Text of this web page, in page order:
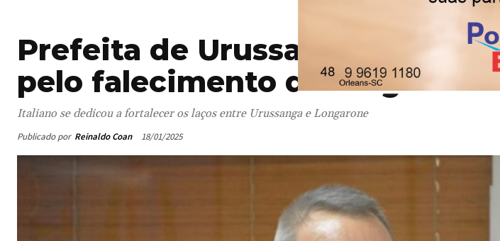
Prefeita de Urussanga
pelo falecimento de Luigino
Italiano se dedicou a fortalecer os laços entre Urussanga e Longarone
Publicado por Reinaldo Coan 18/01/2025